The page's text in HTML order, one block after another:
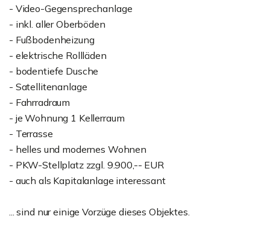
- Video-Gegensprechanlage
- inkl. aller Oberböden
- Fußbodenheizung
- elektrische Rollläden
- bodentiefe Dusche
- Satellitenanlage
- Fahrradraum
- je Wohnung 1 Kellerraum
- Terrasse
- helles und modernes Wohnen
- PKW-Stellplatz zzgl. 9.900,-- EUR
- auch als Kapitalanlage interessant
... sind nur einige Vorzüge dieses Objektes.